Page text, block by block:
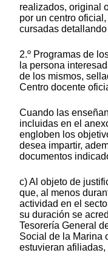
realizados, original
por un centro
cursadas
2.º Programas de
la persona
de los mismos,
Centro docente
Cuando las
incluidas en el
engloben los
desea impartir,
documentos
c) Al objeto de
que, al menos
actividad en el
su duración se
Tesorería General
Social de la Marina
estuvieran